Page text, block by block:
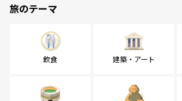
旅のテーマ
飲食 建築・アート